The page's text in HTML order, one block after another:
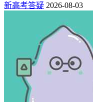
新高考答疑 2026-08-03